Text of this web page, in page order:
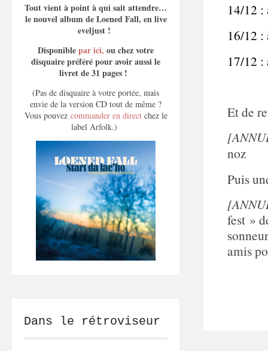
Tout vient à point à qui sait attendre…
le nouvel album de Loened Fall, en live
eveljust !
Disponiblepar ici, ou chez votre
disquaire préféré pour avoir aussi le
livret de 31 pages !
(Pas de disquaire à votre portée, mais
envie de la version CD tout de même ?
Vous pouvezcommander en directchez le
label Arfolk.)
Dans le rétroviseur
14/12
16/12
17/12
Et de
noz
Puis
fest »
amis